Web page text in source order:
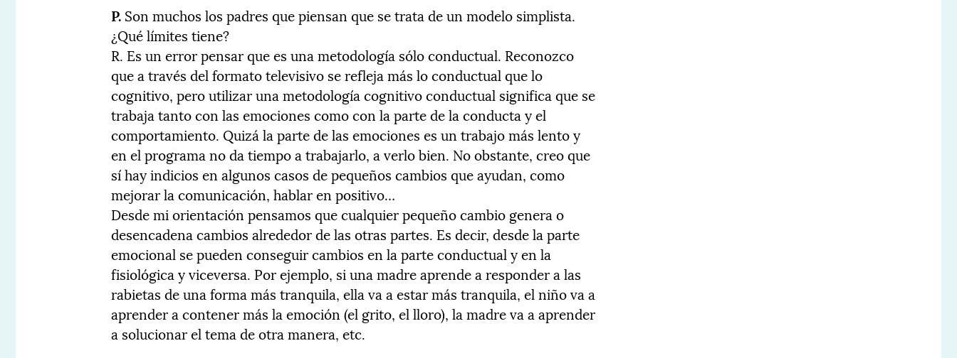
P. Son muchos los padres que piensan que se trata de un modelo simplista.
¿Qué límites tiene?
R. Es un error pensar que es una metodología sólo conductual. Reconozco
que a través del formato televisivo se refleja más lo conductual que lo
cognitivo, pero utilizar una metodología cognitivo conductual significa que se
trabaja tanto con las emociones como con la parte de la conducta y el
comportamiento. Quizá la parte de las emociones es un trabajo más lento y
en el programa no da tiempo a trabajarlo, a verlo bien. No obstante, creo que
sí hay indicios en algunos casos de pequeños cambios que ayudan, como
mejorar la comunicación, hablar en positivo…
Desde mi orientación pensamos que cualquier pequeño cambio genera o
desencadena cambios alrededor de las otras partes. Es decir, desde la parte
emocional se pueden conseguir cambios en la parte conductual y en la
fisiológica y viceversa. Por ejemplo, si una madre aprende a responder a las
rabietas de una forma más tranquila, ella va a estar más tranquila, el niño va a
aprender a contener más la emoción (el grito, el lloro), la madre va a aprender
a solucionar el tema de otra manera, etc.